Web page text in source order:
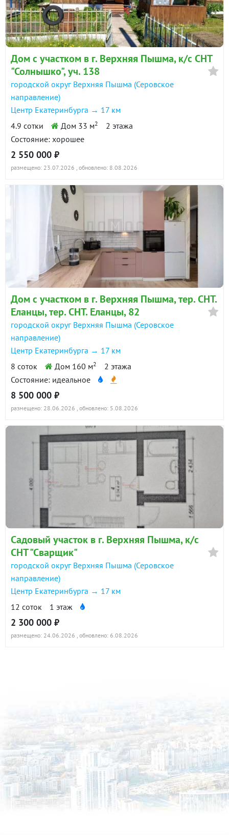
Дом с участком в г. Верхняя Пышма, к/с СНТ
"Солнышко", уч. 138
городской округ Верхняя Пышма (Серовское
направление)
Центр Екатеринбурга → 17 км
4.9 сотки
Дом 33 м2
2 этажа
Состояние: хорошее
2 550 000 ₽
размещено: 23.07.2026 , обновлено: 8.08.2026
Дом с участком в г. Верхняя Пышма, тер. СНТ.
Еланцы, тер. СНТ. Еланцы, 82
городской округ Верхняя Пышма (Серовское
направление)
Центр Екатеринбурга → 17 км
8 соток
Дом 160 м2
2 этажа
Состояние: идеальное
8 500 000 ₽
размещено: 28.06.2026 , обновлено: 5.08.2026
Садовый участок в г. Верхняя Пышма, к/с
СНТ "Сварщик"
городской округ Верхняя Пышма (Серовское
направление)
Центр Екатеринбурга → 17 км
12 соток
1 этаж
2 300 000 ₽
размещено: 24.06.2026 , обновлено: 6.08.2026